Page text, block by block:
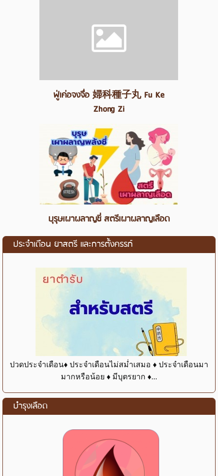
ฟู่เค่อจงจื่อ 婦科種子丸 Fu Ke
Zhong Zi
บุรุษเผาผลาญชี่ สตรีเผาผลาญเลือด
ประจำเดือน ยาสตรี และการตั้งครรภ์
ปวดประจำเดือน♦ ประจำเดือนไม่สม่ำเสมอ ♦ ประจำเดือนมา
มากหรือน้อย ♦ มีบุตรยาก ♦...
บำรุงเลือด